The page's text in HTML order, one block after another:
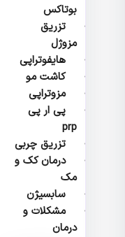
بوتاکس
تزریق
مزوژل
هایفوتراپی
کاشت مو
مزوتراپی
پی ار پی
prp
تزریق چربی
درمان کک و
مک
سابسیژن
مشکلات و
درمان